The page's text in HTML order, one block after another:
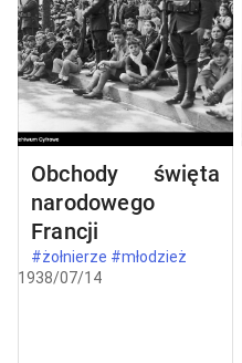
Obchody święta
narodowego
Francji
#żołnierze #młodzież
1938/07/14